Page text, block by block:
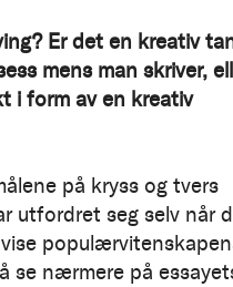
Er det en kreativ
mens man skriver,
i form av en kreativ
på kryss og tvers
utfordret seg selv når
se nærmere på